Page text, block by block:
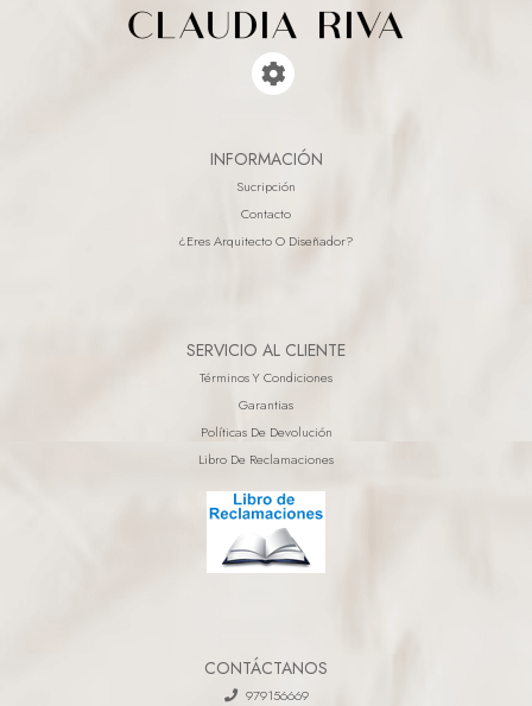
INFORMACIÓN
Sucripción
Contacto
¿eres Arquitecto O Diseñador?
SERVICIO AL CLIENTE
Términos Y Condiciones
Garantias
Políticas De Devolución
Libro De Reclamaciones
CONTÁCTANOS
979156669